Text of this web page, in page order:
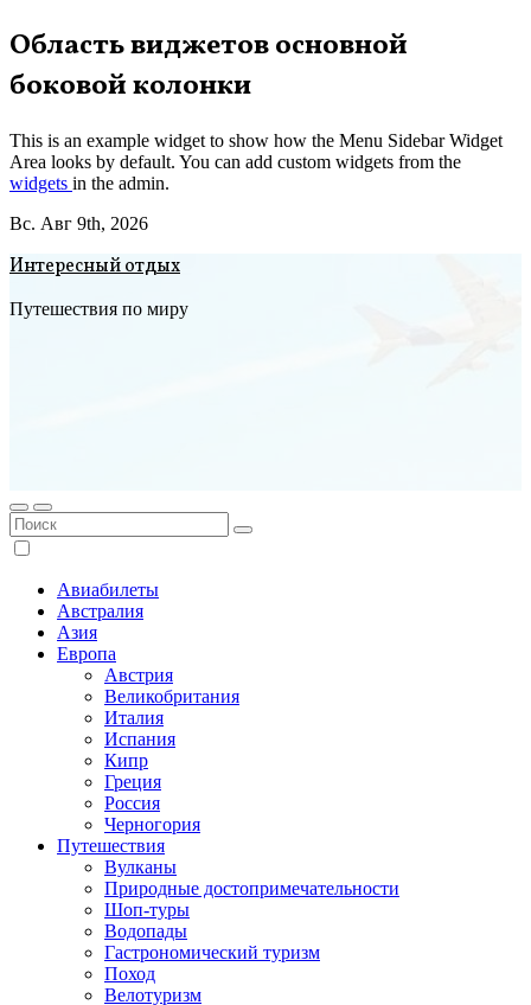
Перейти
к
содержимому
Область виджетов основной
боковой колонки
This is an example widget to show how the Menu Sidebar Widget
Area looks by default. You can add custom widgets from the
widgets in the admin.
Вс. Авг 9th, 2026
Интересный отдых
Путешествия по миру
Авиабилеты
Австралия
Азия
Европа
Австрия
Великобритания
Италия
Испания
Кипр
Греция
Россия
Черногория
Путешествия
Вулканы
Природные достопримечательности
Шоп-туры
Водопады
Гастрономический туризм
Поход
Велотуризм